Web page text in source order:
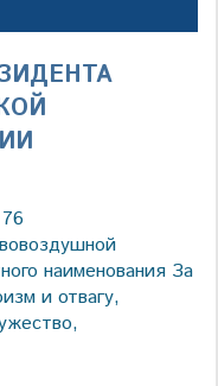
наименования За
и отвагу,